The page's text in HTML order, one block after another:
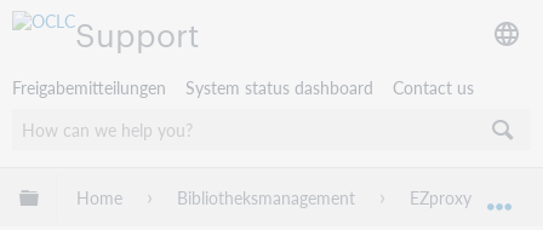
Support
Freigabemitteilungen System status dashboard Contact us
Globale Hierarchie expandieren/verbergen
Home Bibliotheksmanagement EZproxy